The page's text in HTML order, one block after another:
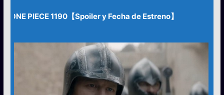
ONE PIECE 1190【Spoiler y Fecha de Estreno】